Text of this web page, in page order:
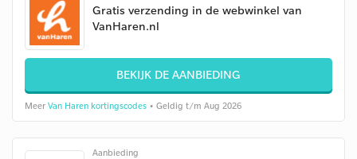
Gratis verzending in de webwinkel van
VanHaren.nl
BEKIJK DE AANBIEDING
Meer Van Haren kortingscodes • Geldig t/m Aug 2026
Aanbieding